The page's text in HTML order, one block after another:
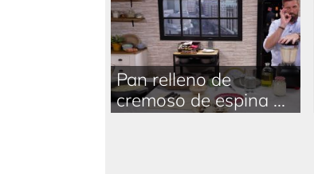
Pan relleno de
cremoso de espina ...